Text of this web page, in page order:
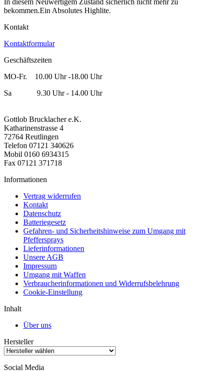
bekommen.Ein Absolutes Highlite.
Kontakt
Kontaktformular
Geschäftszeiten
MO-Fr. 10.00 Uhr -18.00 Uhr
Sa 9.30 Uhr - 14.00 Uhr
Gottlob Brucklacher e.K.
Katharinenstrasse 4
72764 Reutlingen
Telefon 07121 340626
Mobil 0160 6934315
Fax 07121 371718
Informationen
Vertrag widerrufen
Kontakt
Datenschutz
Batteriegesetz
Gefahren- und Sicherheitshinweise zum Umgang mit
Pfeffersprays
Lieferinformationen
Unsere AGB
Impressum
Umgang mit Waffen
Verbraucherinformationen und Widerrufsbelehrung
Cookie-Einstellung
Inhalt
Über uns
Hersteller
Social Media